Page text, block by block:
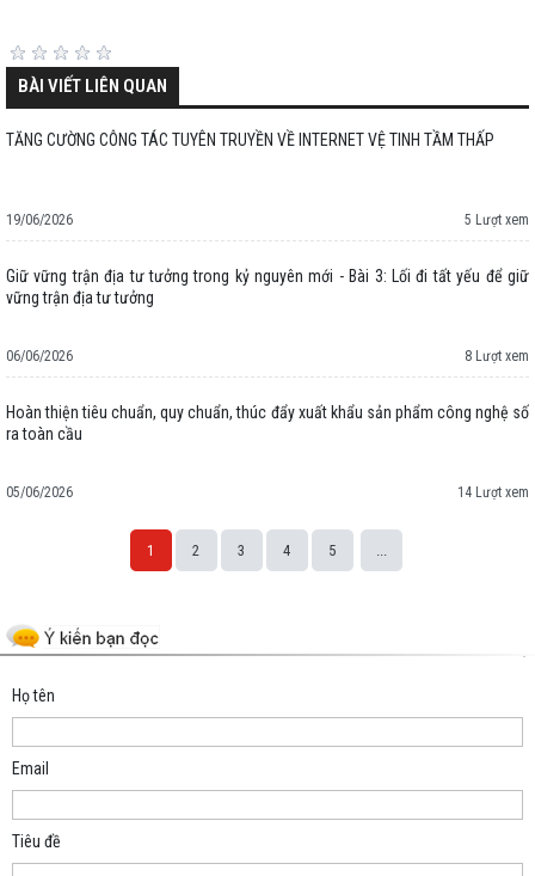
BÀI VIẾT LIÊN QUAN
TĂNG CƯỜNG CÔNG TÁC TUYÊN TRUYỀN VỀ INTERNET VỆ TINH TẦM THẤP
19/06/2026 5 Lượt xem
Giữ vững trận địa tư tưởng trong kỷ nguyên mới - Bài 3: Lối đi tất yếu để giữ
vững trận địa tư tưởng
06/06/2026 8 Lượt xem
Hoàn thiện tiêu chuẩn, quy chuẩn, thúc đẩy xuất khẩu sản phẩm công nghệ số
ra toàn cầu
05/06/2026 14 Lượt xem
1 2 3 4 5
Họ tên
Email
Tiêu đề